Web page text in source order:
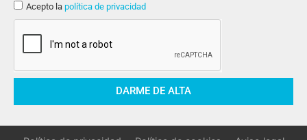
Acepto la política de privacidad
DARME DE ALTA